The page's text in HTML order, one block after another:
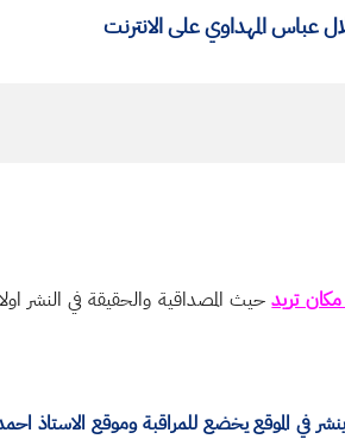
المهداوي على الانترنت
مكان تريدحيث المصداقية والحقيقة في النشر
في الموقع يخضع للمراقبة وموقع الاستاذ